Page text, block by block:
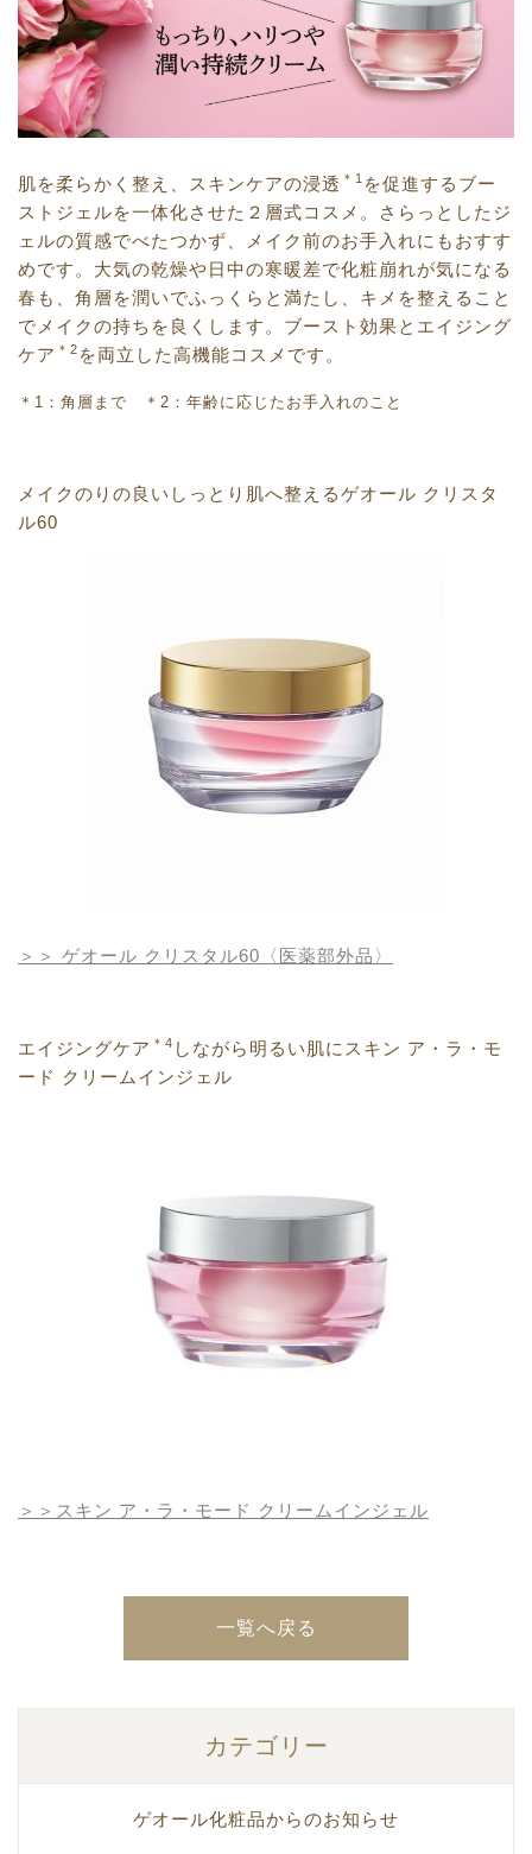
肌を柔らかく整え、スキンケアの浸透 ＊1 を促進するブー
ストジェルを一体化させた２層式コスメ。さらっとしたジ
ェルの質感でべたつかず、メイク前のお手入れにもおすす
めです。大気の乾燥や日中の寒暖差で化粧崩れが気になる
春も、角層を潤いでふっくらと満たし、キメを整えること
でメイクの持ちを良くします。ブースト効果とエイジング
ケア ＊2 を両立した高機能コスメです。
＊1：角層まで ＊2：年齢に応じたお手入れのこと
メイクのりの良いしっとり肌へ整えるゲオール クリスタ
ル60
＞＞ ゲオール クリスタル60〈医薬部外品〉
エイジングケア ＊4 しながら明るい肌にスキン ア・ラ・モ
ード クリームインジェル
＞＞スキン ア・ラ・モード クリームインジェル
一覧へ戻る
カテゴリー
ゲオール化粧品からのお知らせ